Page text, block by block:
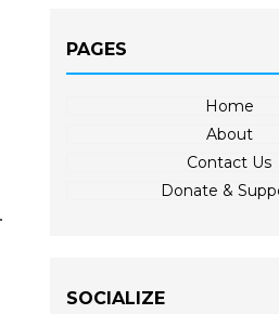
PAGES
Home
About
Contact Us
Donate &
SOCIALIZE